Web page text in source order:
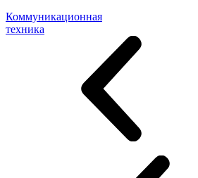
Коммуникационная
техника